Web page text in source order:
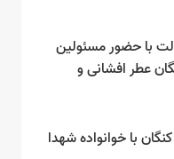
با حضور مسئولین
عطر افشانی و
با خوانواده شهدا